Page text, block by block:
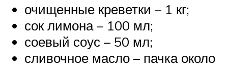
очищенные креветки – 1 кг;
сок лимона – 100 мл;
соевый соус – 50 мл;
сливочное масло – пачка около